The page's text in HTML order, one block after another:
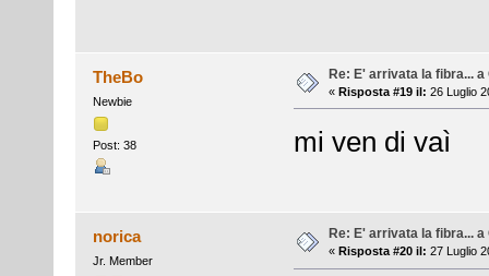
TheBo
Newbie
Post: 38
Re: E' arrivata la fibra... a
« Risposta #19 il: 26 Luglio
mi ven di vaì
norica
Jr. Member
Re: E' arrivata la fibra... a
« Risposta #20 il: 27 Luglio